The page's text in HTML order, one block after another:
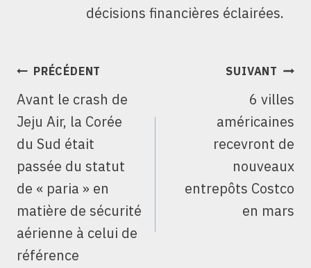
décisions financières éclairées.
NAVIGATION
L’ARTICLE
PRÉCÉDENT
Avant le crash de
Jeju Air, la Corée
du Sud était
passée du statut
de « paria » en
matière de sécurité
aérienne à celui de
référence
SUIVANT
6 villes
américaines
recevront de
nouveaux
entrepôts Costco
en mars